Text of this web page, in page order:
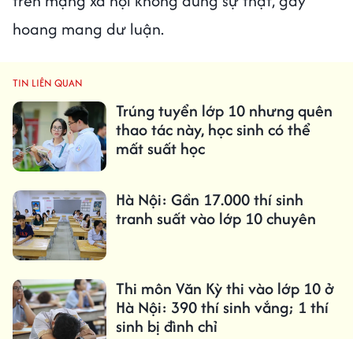
hoang mang dư luận.
TIN LIÊN QUAN
Trúng tuyển lớp 10 nhưng quên
thao tác này, học sinh có thể
mất suất học
Hà Nội: Gần 17.000 thí sinh
tranh suất vào lớp 10 chuyên
Thi môn Văn Kỳ thi vào lớp 10 ở
Hà Nội: 390 thí sinh vắng; 1 thí
sinh bị đình chỉ